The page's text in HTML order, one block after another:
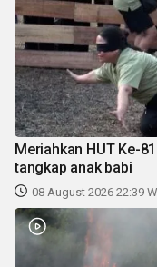
Meriahkan HUT Ke-
tangkap anak babi
08 August 2026 22:39